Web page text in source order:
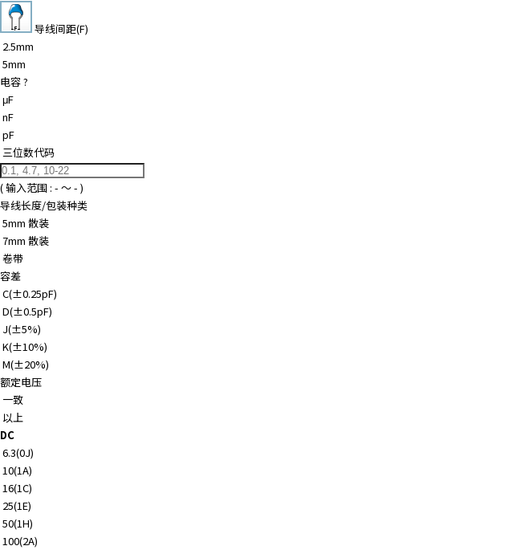
导线间距(F)
2.5mm
5mm
电容?
μF
nF
pF
三位数代码
( 输入范围 : - ～- )
导线长度/包装种类
5mm 散装
7mm 散装
卷带
容差
C(±0.25pF)
D(±0.5pF)
J(±5%)
K(±10%)
M(±20%)
额定电压
一致
以上
DC
6.3(0J)
10(1A)
16(1C)
25(1E)
50(1H)
100(2A)